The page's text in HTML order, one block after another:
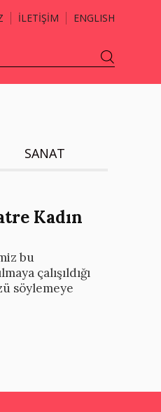
İLETİŞİM ENGLISH
SANAT
Kadın
bu
çalışıldığı
söylemeye